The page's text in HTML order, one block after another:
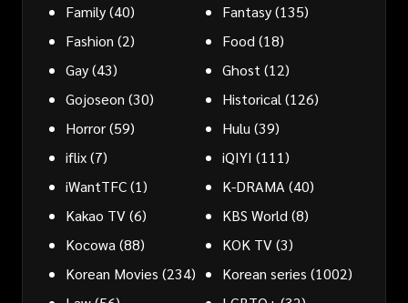
Family(40) Fantasy(135)
Fashion (2) Food (18)
Gay(43) Ghost (12)
Gojoseon (30) Historical (126)
Horror(59) Hulu (39)
iflix(7) iQIYI (111)
iWantTFC(1) K-DRAMA (40)
Kakao TV(6) KBS World (8)
Kocowa (88) KOK TV(3)
Korean Movies (234) Korean series (1002)